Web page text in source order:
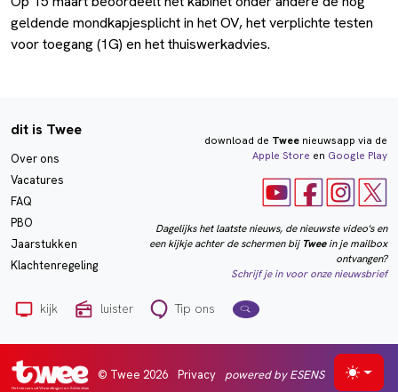
geldende mondkapjesplicht in het OV, het verplichte testen
voor toegang (1G) en het thuiswerkadvies.
dit is Twee
Over ons
Vacatures
FAQ
PBO
Jaarstukken
Klachtenregeling
download de Tweenieuwsapp via de
Apple Store en Google Play
Dagelijks het laatste nieuws, de nieuwste video's en
een kijkje achter de schermen bij Tweein je mailbox
ontvangen?
Schrijf je in voor onze nieuwsbrief
kijk luister Tip ons
Het nieuws uit Vlaardingen en Schiedam
© Twee 2026 Privacy powered by ESENS